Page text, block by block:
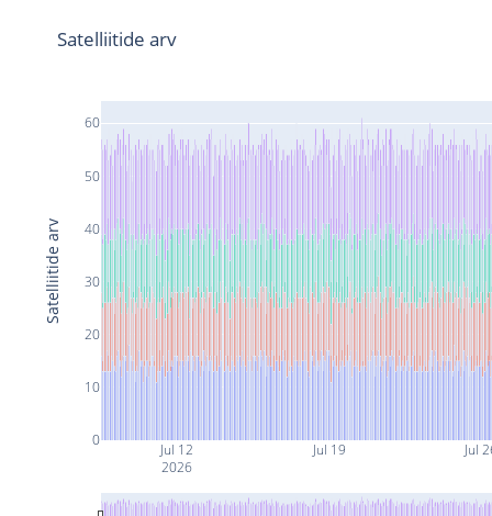
Jul 12
2026
Jul 19 Jul
0
10
20
30
40
50
60
Satelliitide arv
Satelliitide arv